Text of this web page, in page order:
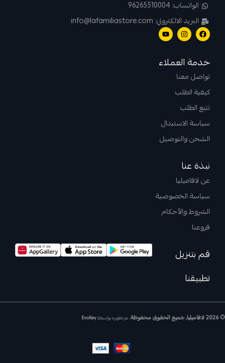
الواتساب: 96265510004
البريد الالكتروني: info@lafamiliastore.com
خدمة العملاء
تواصل معنا
كيفية الطلب
تتبع الطلب
سياسة الاستبدال
الشحن والتوصيل
نبذة عنا
عن لافاميليا
سياسة الخصوصية
الشروط والأحكام
فروعنا
قم بتنزيل
تطبيقنا
© 2026 لافاميليا, جميع الحقوق محفوظة. تم تطويره بواسطةEvoKey